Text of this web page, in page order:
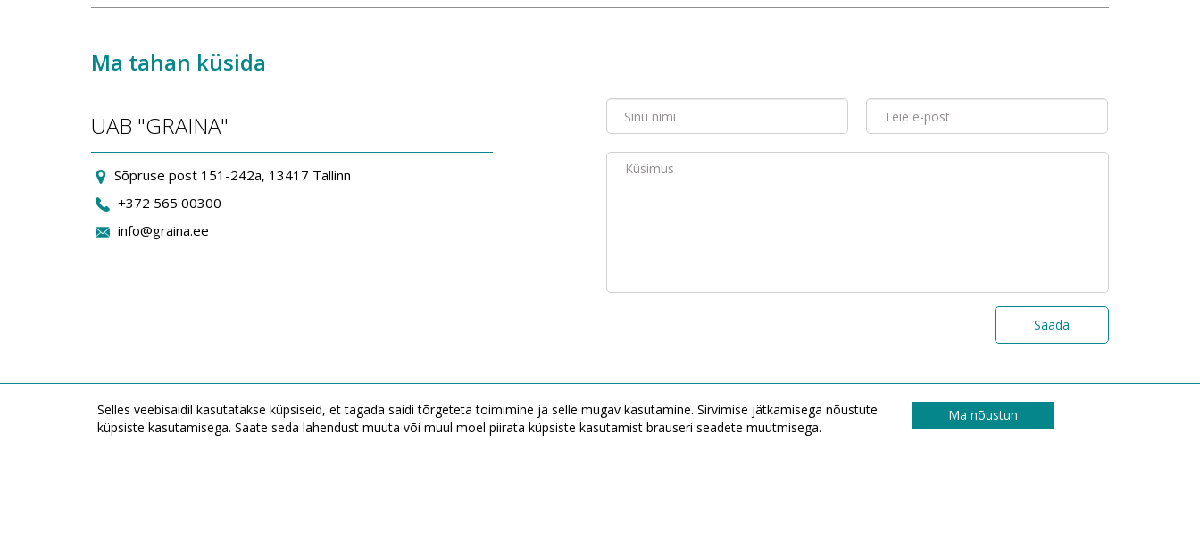
Ma tahan küsida
UAB "GRAINA"
Sõpruse post 151-242a, 13417 Tallinn
+372 565 00300
info@graina.ee
Saada
Selles veebisaidil kasutatakse küpsiseid, et tagada saidi tõrgeteta toimimine ja selle mugav kasutamine. Sirvimise jätkamisega nõustute
küpsiste kasutamisega. Saate seda lahendust muuta või muul moel piirata küpsiste kasutamist brauseri seadete muutmisega.
Ma nõustun